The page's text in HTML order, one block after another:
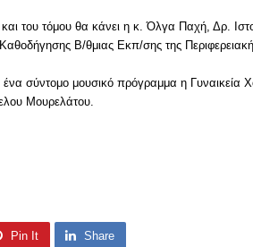
του τόμου θα κάνει η κ. Όλγα Παχή, Δρ.
Β/θμιας Εκπ/σης της
σύντομο μουσικό πρόγραμμα η
Μουρελάτου.
Pin It Share